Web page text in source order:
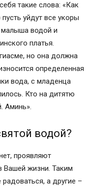
такие слова: «Как
уйдут все укоры
малыша водой и
платья.
но она должна
определенная
вода, с младенца
Кто на дитятю
Аминь».
водой?
проявляют
Вашей жизни. Таким
а другие –